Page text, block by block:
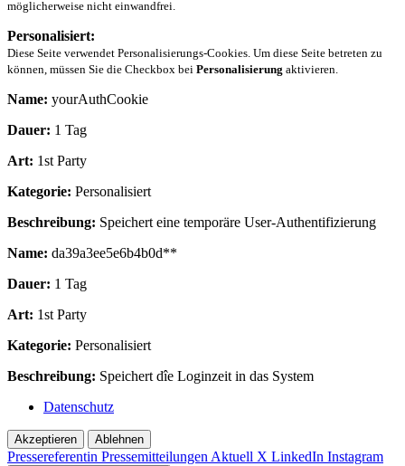
möglicherweise nicht einwandfrei.
Personalisiert:
Diese Seite verwendet Personalisierungs-Cookies. Um diese Seite betreten zu
können, müssen Sie die Checkbox bei Personalisierung aktivieren.
Name: yourAuthCookie
Dauer: 1 Tag
Art: 1st Party
Kategorie: Personalisiert
Beschreibung: Speichert eine temporäre User-Authentifizierung
Name: da39a3ee5e6b4b0d**
Dauer: 1 Tag
Art: 1st Party
Kategorie: Personalisiert
Beschreibung: Speichert dîe Loginzeit in das System
Datenschutz
Akzeptieren Ablehnen
Pressereferentin Pressemitteilungen Aktuell X LinkedIn Instagram